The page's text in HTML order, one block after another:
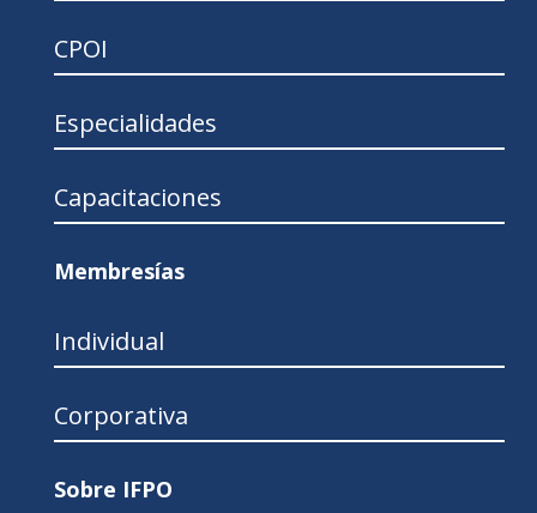
CPOI
Especialidades
Capacitaciones
Membresías
Individual
Corporativa
Sobre IFPO